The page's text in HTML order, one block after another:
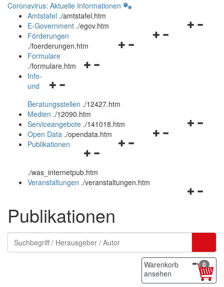
Coronavirus: Aktuelle Informationen
Amtstafel ./amtstafel.htm
Navigationsmenü
E-Government ./egov.htm
Navigationsmenü
Förderungen
./foerderungen.htm
Navigationsmenü
Formulare
./formulare.htm
Navigationsmenü
und
schließen
Info-
und
Beratungsstellen ./12427.htm
Medien ./12090.htm
Navigationsmenü
Serviceangebote ./141018.htm
Navigationsmenü
Open Data ./opendata.htm
Navigationsmenü
und
schließen
Publikationen
./was_internetpub.htm
Veranstaltungen ./veranstaltungen.htm
Publikationen
Warenkorb
ansehen
0